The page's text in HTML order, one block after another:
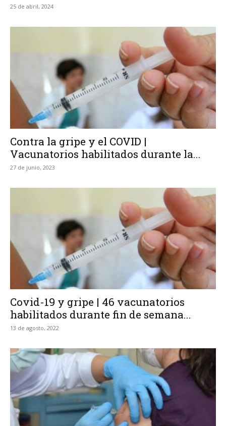
25 de abril, 2024
Contra la gripe y el COVID |
Vacunatorios habilitados durante la...
27 de junio, 2023
Covid-19 y gripe | 46 vacunatorios
habilitados durante fin de semana...
13 de agosto, 2022